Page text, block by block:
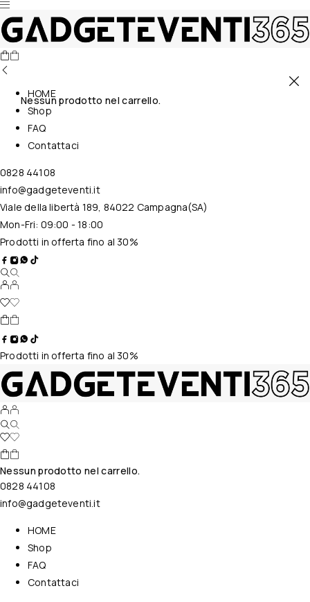
Nessun prodotto nel carrello.
HOME
Shop
FAQ
Contattaci
0828 44108
info@gadgeteventi.it
Viale della libertà 189, 84022 Campagna(SA)
Mon-Fri: 09:00 - 18:00
Prodotti in offerta fino al 30%
Prodotti in offerta fino al 30%
Nessun prodotto nel carrello.
0828 44108
info@gadgeteventi.it
HOME
Shop
FAQ
Contattaci